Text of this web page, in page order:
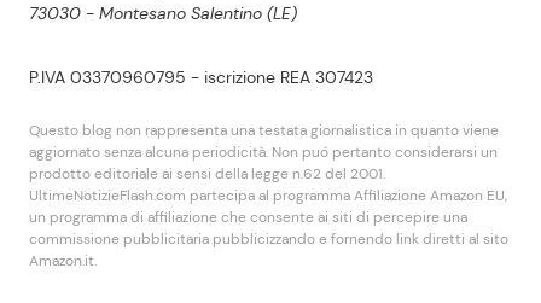
73030 - Montesano Salentino (LE)
P.IVA 03370960795 - iscrizione REA 307423
Questo blog non rappresenta una testata giornalistica in quanto viene
aggiornato senza alcuna periodicità. Non puó pertanto considerarsi un
prodotto editoriale ai sensi della legge n.62 del 2001.
UltimeNotizieFlash.com partecipa al programma Affiliazione Amazon EU,
un programma di affiliazione che consente ai siti di percepire una
commissione pubblicitaria pubblicizzando e fornendo link diretti al sito
Amazon.it.